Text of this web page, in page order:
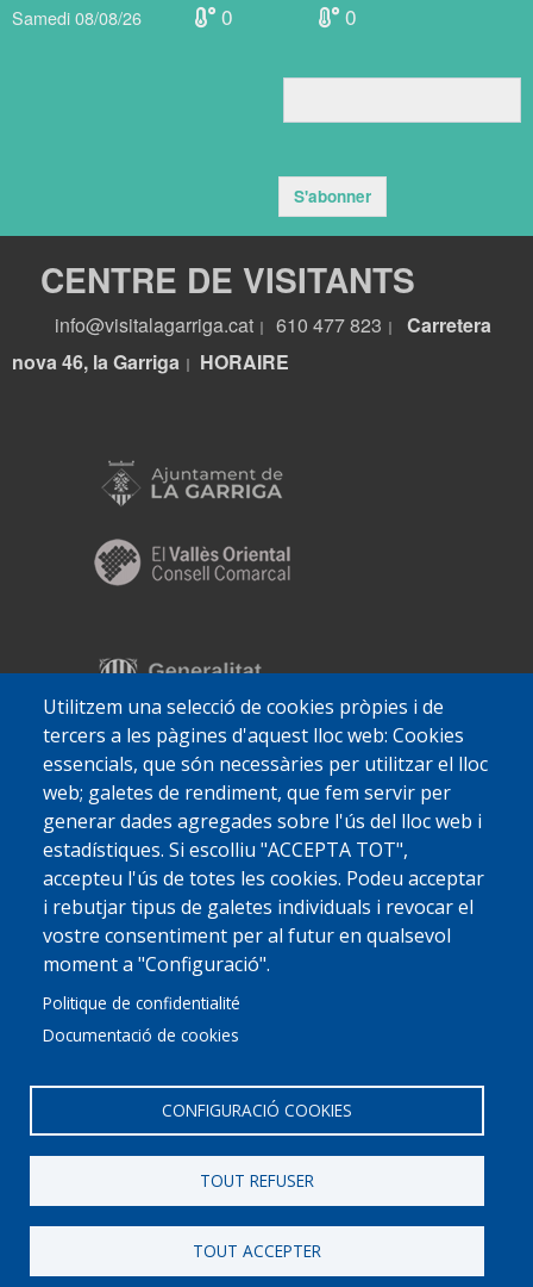
Utilitzem una selecció de cookies pròpies i de
tercers a les pàgines d'aquest lloc web: Cookies
essencials, que són necessàries per utilitzar el lloc
web; galetes de rendiment, que fem servir per
generar dades agregades sobre l'ús del lloc web i
estadístiques. Si escolliu "ACCEPTA TOT",
accepteu l'ús de totes les cookies. Podeu acceptar
i rebutjar tipus de galetes individuals i revocar el
vostre consentiment per al futur en qualsevol
moment a "Configuració".
Politique de confidentialité
Documentació de cookies
CONFIGURACIÓ COOKIES
TOUT REFUSER
TOUT ACCEPTER
Samedi 08/08/26 0 0
S'abonner
CENTRE DE VISITANTS
info@visitalagarriga.cat 610 477 823
Carretera
nova 46, la Garriga
HORAIRE
© 2022 Ajuntament La GarrigaAvis legal
Protecció de dades
Política de CookiesImplementat perPerception